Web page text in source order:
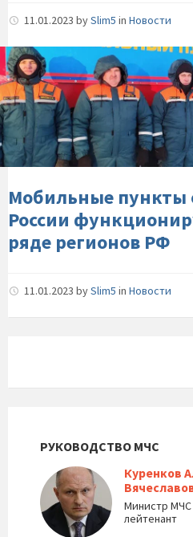
11.01.2023 bySlim5 in Новости
Мобильные пункты
России
ряде регионов РФ
11.01.2023 bySlim5 in Новости
РУКОВОДСТВО МЧС
Куренков
Министр МЧС
лейтенант